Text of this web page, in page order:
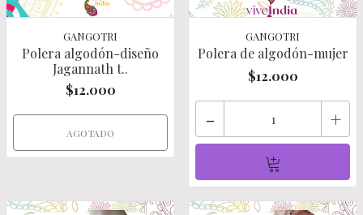
GANGOTRI
Polera algodón-diseño
Jagannath t..
$12.000
AGOTADO
GANGOTRI
Polera de algodón-mujer
$12.000
- +